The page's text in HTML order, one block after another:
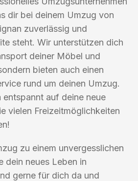
dir bei deinem Umzug von
zuverlässig und
steht. Wir unterstützen dich
deiner Möbel und
bieten auch einen
rund um deinen Umzug.
entspannt auf deine neue
vielen Freizeitmöglichkeiten
zu einem unvergesslichen
dein neues Leben in
gerne für dich da und